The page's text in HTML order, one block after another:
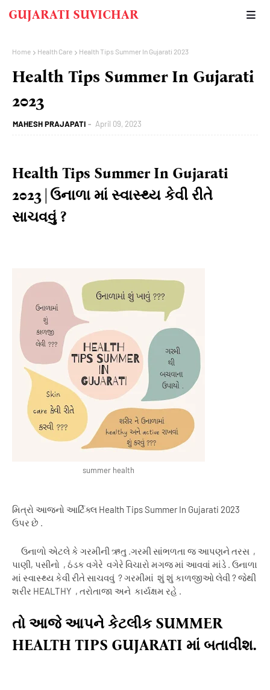
GUJARATI SUVICHAR
Home Health Care Health Tips Summer In Gujarati 2023
Health Tips Summer In Gujarati
2023
MAHESH PRAJAPATI April 09, 2023
Health Tips Summer In Gujarati
2023 ઉનાળા માં સ્વાસ્થ્ય કેવી રીતે
સાચવવું ?
summer health
મિત્રો આજનો આર્ટિક્લ Health TipsSummer In Gujarati 2023
ઉપર છે .
ઉનાળો એટલે કે ગરમીની ઋતુ .ગરમી સાંભળતા જ આપણને તરસ ,
પાણી, પસીનો , ઠંડક વગેરે વગેરે વિચારો મગજ માં આવવાં માંડે . ઉનાળા
માં સ્વાસ્થ્ય કેવી રીતે સાચવવું ?ગરમીમાં શું શું કાળજીઓ લેવી ?જેથી
શરીર HEALTHY , તરોતાજા અને કાર્યક્ષમ રહે .
તો આજે આપને કેટલીક SUMMER
HEALTH TIPS GUJARATI માં બતાવીશ.